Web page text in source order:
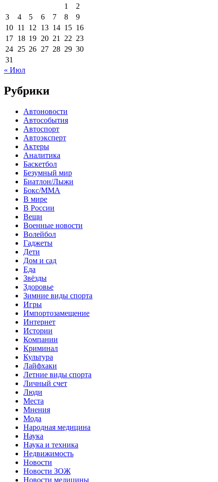
1
2
3
4 5 6 7 8
9
10 11 12 13 14 15 16
17 18 19 20 21 22 23
24 25 26 27 28 29 30
31
« Июл
Рубрики
Автоновости
Автособытия
Автоспорт
Автоэксперт
Актеры
Аналитика
Баскетбол
Безумный мир
Биатлон/Лыжи
Бокс/MMA
В мире
В России
Вещи
Военные новости
Волейбол
Гаджеты
Дети
Дом и сад
Еда
Звёзды
Здоровье
Зимние виды спорта
Игры
Импортозамещение
Интернет
Истории
Компании
Криминал
Культура
Лайфхаки
Летние виды спорта
Личный счет
Люди
Места
Мнения
Мода
Народная медицина
Наука
Наука и техника
Недвижимость
Новости
Новости ЗОЖ
Новости медицины